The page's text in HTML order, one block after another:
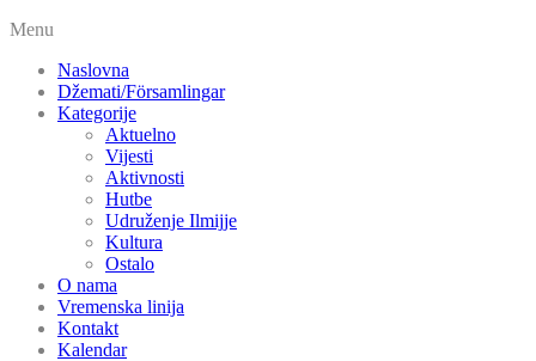
Menu
Naslovna
Džemati/Församlingar
Kategorije
Aktuelno
Vijesti
Aktivnosti
Hutbe
Udruženje Ilmijje
Kultura
Ostalo
O nama
Vremenska linija
Kontakt
Kalendar